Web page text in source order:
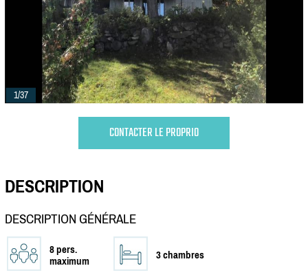
1/37
CONTACTER LE PROPRIO
DESCRIPTION
DESCRIPTION GÉNÉRALE
8 pers.
maximum
3 chambres